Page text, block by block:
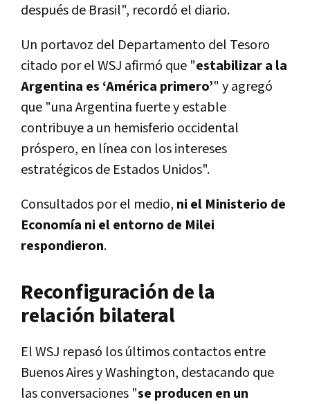
después de Brasil", recordó el diario.
Un portavoz del Departamento del Tesoro
citado por el WSJ afirmó que "estabilizar a la
Argentina es ‘América primero’" y agregó
que "una Argentina fuerte y estable
contribuye a un hemisferio occidental
próspero, en línea con los intereses
estratégicos de Estados Unidos".
Consultados por el medio, ni el Ministerio de
Economía ni el entorno de Milei
respondieron.
Reconfiguración de la
relación bilateral
El WSJ repasó los últimos contactos entre
Buenos Aires y Washington, destacando que
las conversaciones "se producen en un